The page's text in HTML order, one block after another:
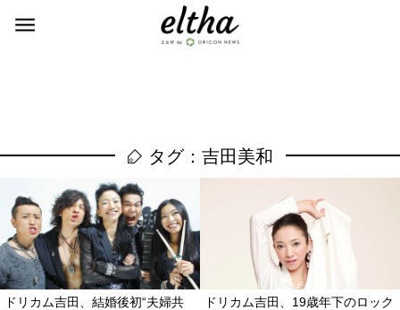
タグ：吉田美和
ドリカム吉田、結婚後初“夫婦共
ドリカム吉田、19歳年下のロック